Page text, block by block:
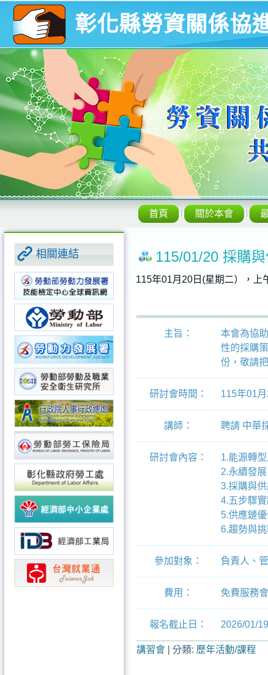
彰化縣勞資關係協
首頁 關於本會
相關連結 115/01/20 採購
115年01月20日(星期二），上
主旨：
本會為協
性的採購
份，敬請
研討會時間： 115年01
講師： 聘請 中華
研討會內容：
1.能源轉
2.永續發
3.採購與
4.五步驟
5.供應鏈
6.趨勢與
參加對象： 負責人、
費用： 免費服務
報名截止日： 2026/01/19
講習會 分類: 歷年活動/課程